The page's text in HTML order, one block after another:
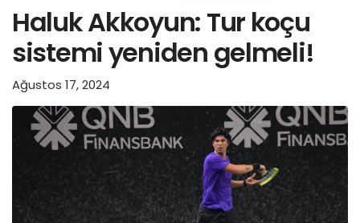
Haluk Akkoyun: Tur koçu
sistemi yeniden gelmeli!
Ağustos 17, 2024